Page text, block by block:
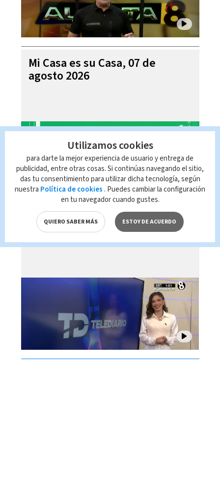
Mi Casa es su Casa, 07 de
agosto 2026
Telediario En Directo con Paula
Brenes, 07 de agosto 2026
Utilizamos cookies
para darte la mejor experiencia de usuario y entrega de
publicidad, entre otras cosas. Si continúas navegando el sitio,
das tu consentimiento para utilizar dicha tecnología, según
nuestra Política de cookies . Puedes cambiar la configuración
en tu navegador cuando gustes.
QUIERO SABER MÁS ESTOY DE ACUERDO